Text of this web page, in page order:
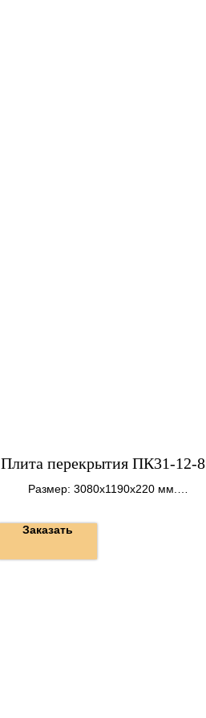
Плита перекрытия ПК31-12-8
Размер: 3080х1190х220 мм.
Заказать